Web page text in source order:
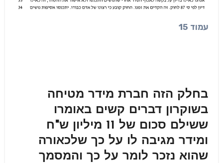
עמוד 15
בחלק הזה חברת מידר מטיחה
בשוקרון דברים קשים באומרו
ששילם סכום של 11 מיליון ש"ח
ומידר מגיבה לו על כך שלכאורה
שהוא נזכר לומר על כך והמסמך